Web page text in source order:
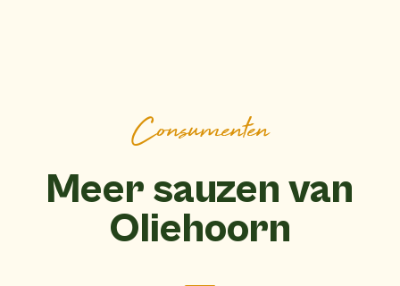
Consumenten
Meer sauzen van
Oliehoorn